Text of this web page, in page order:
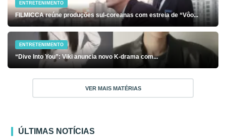
ENTRETENIMENTO
FILMICCA reúne produções sul-coreanas com estreia de “Vôo...
ENTRETENIMENTO
“Dive Into You”: Viki anuncia novo K-drama com...
VER MAIS MATÉRIAS
ÚLTIMAS NOTÍCIAS